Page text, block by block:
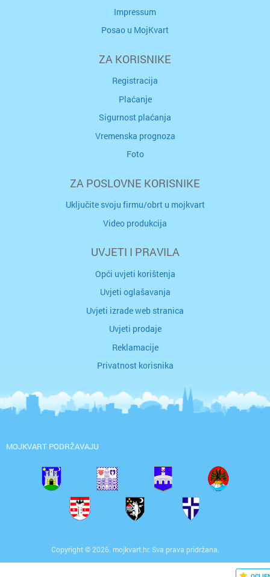
Impressum
Posao u MojKvart
ZA KORISNIKE
Registracija
Plaćanje
Sigurnost plaćanja
Vremenska prognoza
Foto
ZA POSLOVNE KORISNIKE
Uključite svoju firmu/obrt u mojkvart
Video produkcija
UVJETI I PRAVILA
Opći uvjeti korištenja
Uvjeti oglašavanja
Uvjeti izrade web stranica
Uvjeti prodaje
Reklamacije
Privatnost korisnika
MOJKVART PODRŽAVAJU
Copyright © 2026. mojkvart.hr. Sva prava pridržana.